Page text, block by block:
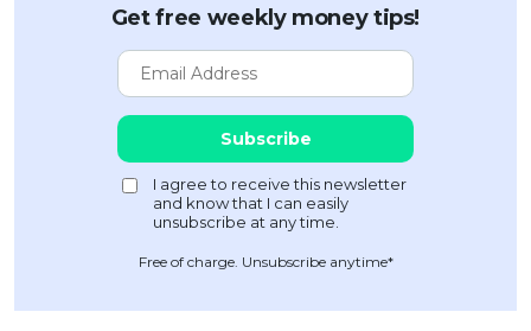
Get free weekly money tips!
Free of charge. Unsubscribe anytime*